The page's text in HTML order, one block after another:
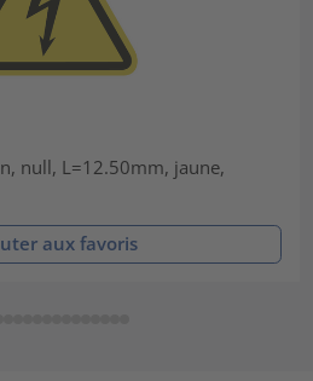
null, L=12.50mm, jaune,
aux favoris